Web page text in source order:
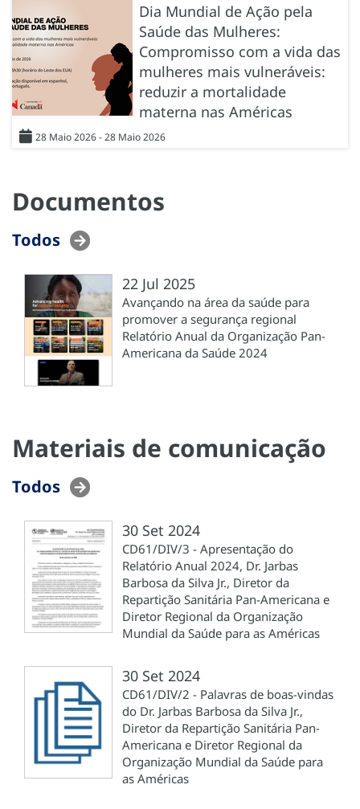
Dia Mundial de Ação pela
Saúde das Mulheres:
Compromisso com a vida das
mulheres mais vulneráveis:
reduzir a mortalidade
materna nas Américas
28 Maio 2026 - 28 Maio 2026
Documentos
Todos
22 Jul 2025
Avançando na área da saúde para
promover a segurança regional
Relatório Anual da Organização Pan-
Americana da Saúde 2024
Materiais de comunicação
Todos
30 Set 2024
CD61/DIV/3 - Apresentação do
Relatório Anual 2024, Dr. Jarbas
Barbosa da Silva Jr., Diretor da
Repartição Sanitária Pan-Americana e
Diretor Regional da Organização
Mundial da Saúde para as Américas
30 Set 2024
CD61/DIV/2 - Palavras de boas-vindas
do Dr. Jarbas Barbosa da Silva Jr.,
Diretor da Repartição Sanitária Pan-
Americana e Diretor Regional da
Organização Mundial da Saúde para
as Américas